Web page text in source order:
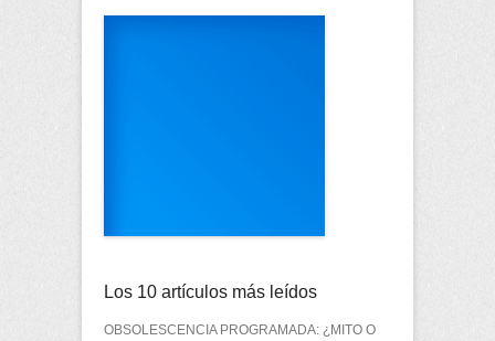
Los 10 artículos más leídos
OBSOLESCENCIA PROGRAMADA: ¿MITO O